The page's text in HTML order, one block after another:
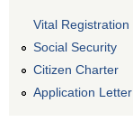
Vital Registration
Social Security
Citizen Charter
Application Letter